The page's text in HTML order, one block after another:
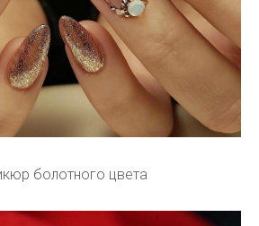
болотного цвета